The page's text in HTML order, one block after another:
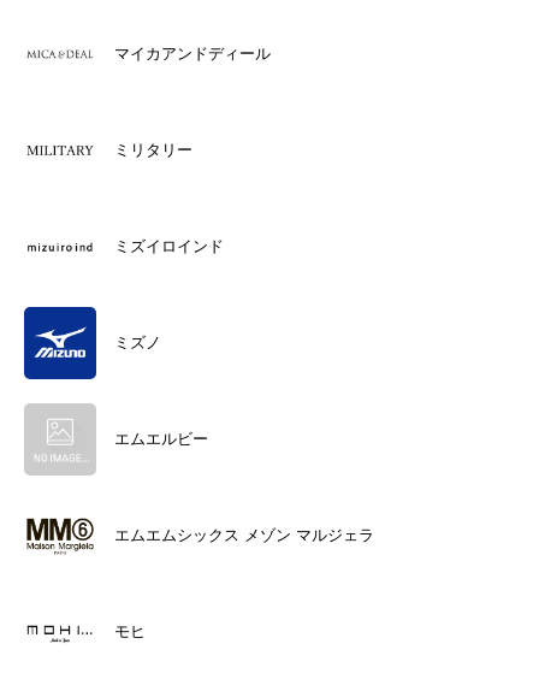
マイカアンドディール
ミリタリー
ミズイロインド
ミズノ
エムエルビー
エムエムシックス メゾン マルジェラ
モヒ